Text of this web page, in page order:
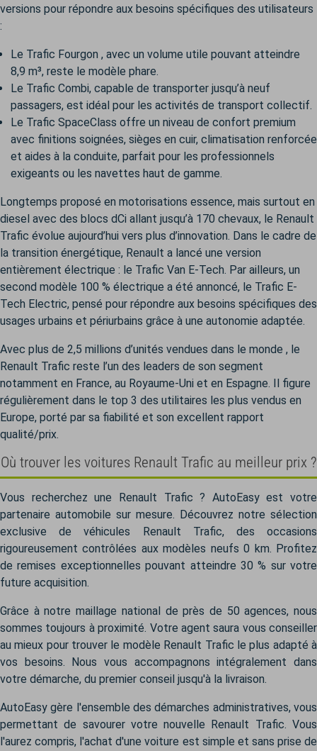
versions pour répondre aux besoins spécifiques des utilisateurs
:
Le Trafic Fourgon , avec un volume utile pouvant atteindre
8,9 m³, reste le modèle phare.
Le Trafic Combi, capable de transporter jusqu’à neuf
passagers, est idéal pour les activités de transport collectif.
Le Trafic SpaceClass offre un niveau de confort premium
avec finitions soignées, sièges en cuir, climatisation renforcée
et aides à la conduite, parfait pour les professionnels
exigeants ou les navettes haut de gamme.
Longtemps proposé en motorisations essence, mais surtout en
diesel avec des blocs dCi allant jusqu’à 170 chevaux, le Renault
Trafic évolue aujourd’hui vers plus d’innovation. Dans le cadre de
la transition énergétique, Renault a lancé une version
entièrement électrique : le Trafic Van E-Tech. Par ailleurs, un
second modèle 100 % électrique a été annoncé, le Trafic E-
Tech Electric, pensé pour répondre aux besoins spécifiques des
usages urbains et périurbains grâce à une autonomie adaptée.
Avec plus de 2,5 millions d’unités vendues dans le monde , le
Renault Trafic reste l’un des leaders de son segment
notamment en France, au Royaume-Uni et en Espagne. Il figure
régulièrement dans le top 3 des utilitaires les plus vendus en
Europe, porté par sa fiabilité et son excellent rapport
qualité/prix.
Où trouver les voitures Renault Trafic au meilleur prix ?
Vous recherchez une Renault Trafic ? AutoEasy est votre
partenaire automobile sur mesure. Découvrez notre sélection
exclusive de véhicules Renault Trafic, des occasions
rigoureusement contrôlées aux modèles neufs 0 km. Profitez
de remises exceptionnelles pouvant atteindre 30 % sur votre
future acquisition.
Grâce à notre maillage national de près de 50 agences, nous
sommes toujours à proximité. Votre agent saura vous conseiller
au mieux pour trouver le modèle Renault Trafic le plus adapté à
vos besoins. Nous vous accompagnons intégralement dans
votre démarche, du premier conseil jusqu'à la livraison.
AutoEasy gère l'ensemble des démarches administratives, vous
permettant de savourer votre nouvelle Renault Trafic. Vous
l'aurez compris, l'achat d'une voiture est simple et sans prise de